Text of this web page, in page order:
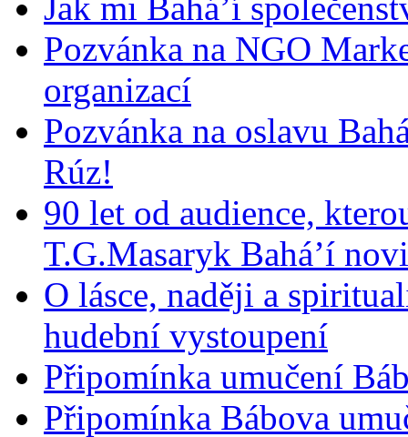
Pozvánka na NGO
organizací
Pozvánka na oslavu
Rúz!
90 let od audience,
T.G.Masaryk Bahá’í
O lásce, naději a
hudební vystoupení
Připomínka umučení
Připomínka Bábova